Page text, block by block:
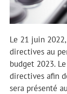
Le 21 juin
directives au
budget 2023.
directives afin
sera présenté